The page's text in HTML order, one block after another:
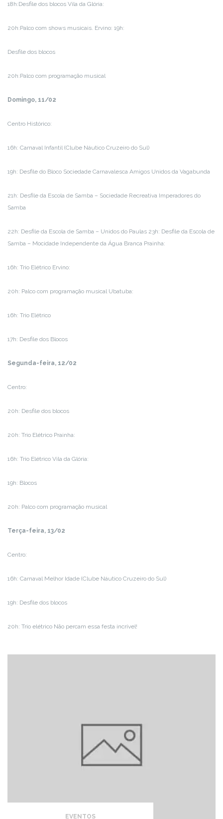
18h:Desfile dos blocos Vila da Glória:
20h:Palco com shows musicais. Ervino: 19h:
Desfile dos blocos
20h:Palco com programação musical
Domingo, 11/02
Centro Histórico:
16h: Carnaval Infantil (Clube Náutico Cruzeiro do Sul)
19h: Desfile do Bloco Sociedade Carnavalesca Amigos Unidos da Vagabunda
21h: Desfile da Escola de Samba – Sociedade Recreativa Imperadores do
Samba
22h: Desfile da Escola de Samba – Unidos do Paulas 23h: Desfile da Escola de
Samba – Mocidade Independente da Água Branca Prainha:
16h: Trio Elétrico Ervino:
20h: Palco com programação musical Ubatuba:
16h: Trio Elétrico
17h: Desfile dos Blocos
Segunda-feira, 12/02
Centro:
20h: Desfile dos blocos
20h: Trio Elétrico Prainha:
16h: Trio Elétrico Vila da Glória:
19h: Blocos
20h: Palco com programação musical
Terça-feira, 13/02
Centro:
16h: Carnaval Melhor Idade (Clube Náutico Cruzeiro do Sul)
19h: Desfile dos blocos
20h: Trio elétrico Não percam essa festa incrível!
EVENTOS